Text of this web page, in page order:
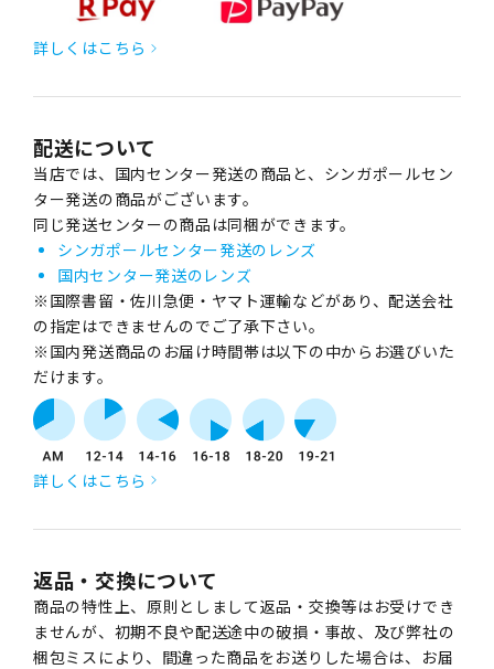
詳しくはこちら
配送について
当店では、国内センター発送の商品と、シンガポールセン
ター発送の商品がございます。
同じ発送センターの商品は同梱ができます。
シンガポールセンター発送のレンズ
国内センター発送のレンズ
※国際書留・佐川急便・ヤマト運輸などがあり、配送会社
の指定はできませんのでご了承下さい。
※国内発送商品のお届け時間帯は以下の中からお選びいた
だけます。
詳しくはこちら
返品・交換について
商品の特性上、原則としまして返品・交換等はお受けでき
ませんが、初期不良や配送途中の破損・事故、及び弊社の
梱包ミスにより、間違った商品をお送りした場合は、お届